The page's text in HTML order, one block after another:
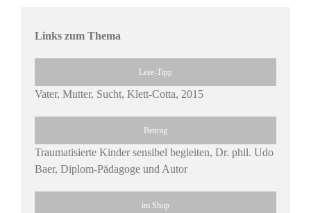
Links zum Thema
Lese-Tipp
Vater, Mutter, Sucht, Klett-Cotta, 2015
Beitrag
Traumatisierte Kinder sensibel begleiten, Dr. phil. Udo
Baer, Diplom-Pädagoge und Autor
im Shop